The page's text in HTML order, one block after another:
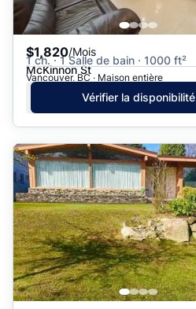
$1,820/Mois
1 ch. · 1 Salle de bain · 1000 ft²
McKinnon St
Vancouver, BC · Maison entière
Vérifier la disponibilité